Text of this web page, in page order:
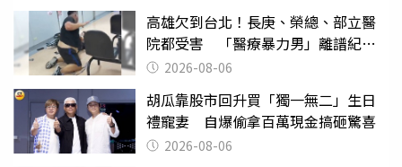
高雄欠到台北！長庚、榮總、部立醫
院都受害 「醫療暴力男」離譜紀錄
曝光2026-08-06
胡瓜靠股市回升買「獨一無二」生日
禮寵妻 自爆偷拿百萬現金搞砸驚喜
2026-08-06